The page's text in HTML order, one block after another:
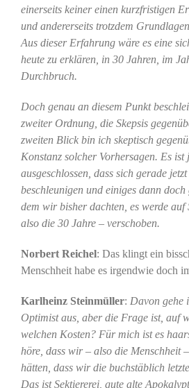
einerseits keiner einen kurzfristigen
und andererseits trotzdem
Aus dieser Erfahrung wäre es eine
heute zu erklären, in 30 Jahren, im
Durchbruch.
Doch genau an diesem Punkt
zweiter Ordnung, die Skepsis
zweiten Blick bin ich skeptisch
Konstanz solcher Vorhersagen. Es
ausgeschlossen, dass sich gerade jetzt
beschleunigen und einiges dann doch
dem wir bisher dachten, es werde
also die 30 Jahre – verschoben.
Norbert Reichel: Das klingt ein
Menschheit habe es irgendwie doch
Karlheinz Steinmüller: Davon gehe
Optimist aus, aber die Frage ist, auf
welchen Kosten? Für mich ist es
höre, dass wir – also die Menschheit
hätten, dass wir die buchstäblich
Das ist Sektiererei, gute alte